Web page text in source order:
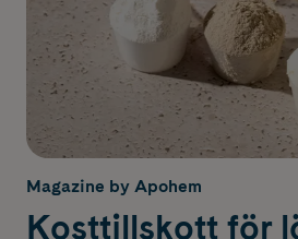
Magazine by Apohem
Kosttillskott för